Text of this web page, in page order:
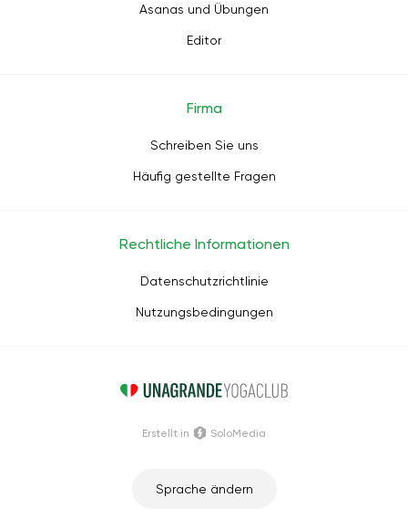
Asanas und Übungen
Editor
Firma
Schreiben Sie uns
Häufig gestellte Fragen
Rechtliche Informationen
Datenschutzrichtlinie
Nutzungsbedingungen
Sprache ändern
Erstellt in SoloMedia